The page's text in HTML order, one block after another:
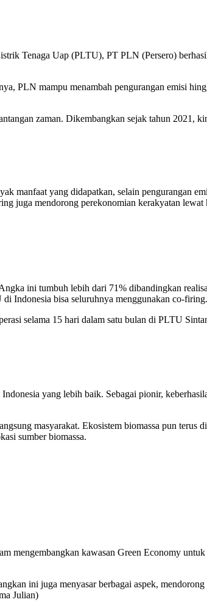
Tenaga Uap (PLTU), PT PLN (Persero)
PLN mampu menambah pengurangan emisi
zaman. Dikembangkan sejak tahun 2021,
manfaat yang didapatkan, selain pengurangan
juga mendorong perekonomian kerakyatan lewat
ini tumbuh lebih dari 71% dibandingkan
Indonesia bisa seluruhnya menggunakan co-firing.
selama 15 hari dalam satu bulan di PLTU
yang lebih baik. Sebagai pionir,
masyarakat. Ekosistem biomassa pun terus
sumber biomassa.
mengembangkan kawasan Green Economy
ini juga menyasar berbagai aspek,
Julian)